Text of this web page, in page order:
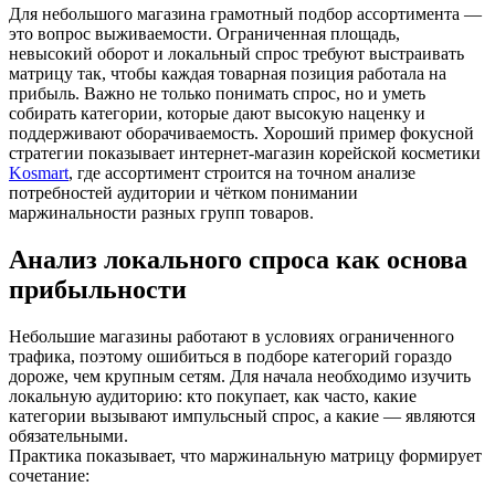
Для небольшого магазина грамотный подбор ассортимента —
это вопрос выживаемости. Ограниченная площадь,
невысокий оборот и локальный спрос требуют выстраивать
матрицу так, чтобы каждая товарная позиция работала на
прибыль. Важно не только понимать спрос, но и уметь
собирать категории, которые дают высокую наценку и
поддерживают оборачиваемость. Хороший пример фокусной
стратегии показывает интернет-магазин корейской косметики
Kosmart, где ассортимент строится на точном анализе
потребностей аудитории и чётком понимании
маржинальности разных групп товаров.
Анализ локального спроса как основа
прибыльности
Небольшие магазины работают в условиях ограниченного
трафика, поэтому ошибиться в подборе категорий гораздо
дороже, чем крупным сетям. Для начала необходимо изучить
локальную аудиторию: кто покупает, как часто, какие
категории вызывают импульсный спрос, а какие — являются
обязательными.
Практика показывает, что маржинальную матрицу формирует
сочетание: